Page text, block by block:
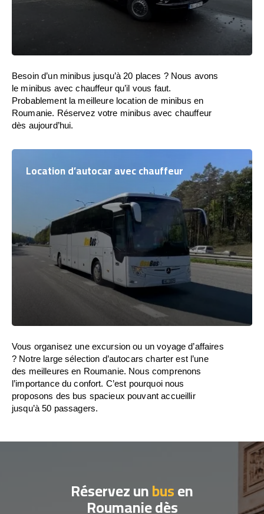
Besoin d’un minibus jusqu’à 20 places ? Nous avons
le minibus avec chauffeur qu’il vous faut.
Probablement la meilleure location de minibus en
Roumanie. Réservez votre minibus avec chauffeur
dès aujourd’hui.
Location d’autocar avec chauffeur
Vous organisez une excursion ou un voyage d’affaires
? Notre large sélection d’autocars charter est l’une
des meilleures en Roumanie. Nous comprenons
l’importance du confort. C’est pourquoi nous
proposons des bus spacieux pouvant accueillir
jusqu’à 50 passagers.
Réservez unbusen
Roumanie dès